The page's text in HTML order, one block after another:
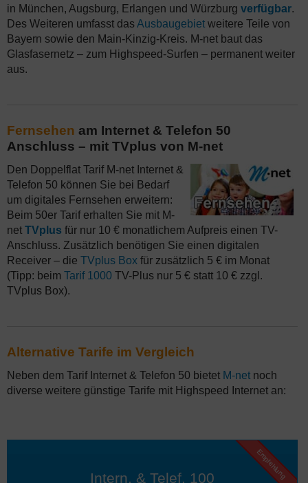
in München, Augsburg, Erlangen und Würzburg verfügbar.
Des Weiteren umfasst dasAusbaugebiet weitere Teile von
Bayern sowie den Main-Kinzig-Kreis. M-net baut das
Glasfasernetz – zum Highspeed-Surfen – permanent weiter
aus.
Fernsehen am Internet & Telefon 50
Anschluss – mit TVplus von M-net
Den Doppelflat Tarif M-net Internet &
Telefon 50 können Sie bei Bedarf
um digitales Fernsehen erweitern:
Beim 50er Tarif erhalten Sie mit M-
net TVplus für nur 10 € monatlichem Aufpreis einen TV-
Anschluss. Zusätzlich benötigen Sie einen digitalen
Receiver – die TVplus Box für zusätzlich 5 € im Monat
(Tipp: beim Tarif 1000 TV-Plus nur 5 € statt 10 € zzgl.
TVplus Box).
Alternative Tarife im Vergleich
Neben dem Tarif Internet & Telefon 50 bietet M-net noch
diverse weitere günstige Tarife mit Highspeed Internet an:
Empfehlung
Intern. & Telef. 100